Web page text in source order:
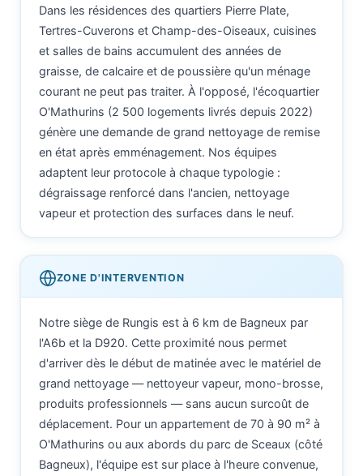
Dans les résidences des quartiers Pierre Plate,
Tertres-Cuverons et Champ-des-Oiseaux, cuisines
et salles de bains accumulent des années de
graisse, de calcaire et de poussière qu'un ménage
courant ne peut pas traiter. À l'opposé, l'écoquartier
O'Mathurins (2 500 logements livrés depuis 2022)
génère une demande de grand nettoyage de remise
en état après emménagement. Nos équipes
adaptent leur protocole à chaque typologie :
dégraissage renforcé dans l'ancien, nettoyage
vapeur et protection des surfaces dans le neuf.
ZONE D'INTERVENTION
Notre siège de Rungis est à 6 km de Bagneux par
l'A6b et la D920. Cette proximité nous permet
d'arriver dès le début de matinée avec le matériel de
grand nettoyage — nettoyeur vapeur, mono-brosse,
produits professionnels — sans aucun surcoût de
déplacement. Pour un appartement de 70 à 90 m² à
O'Mathurins ou aux abords du parc de Sceaux (côté
Bagneux), l'équipe est sur place à l'heure convenue,